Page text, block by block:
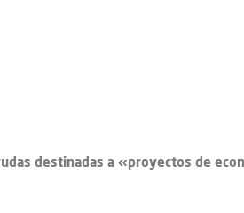
destinadas a «proyectos de